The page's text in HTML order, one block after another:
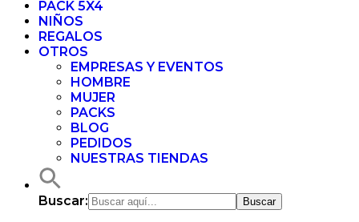
PACK 5X4
NIÑOS
REGALOS
OTROS
EMPRESAS Y EVENTOS
HOMBRE
MUJER
PACKS
BLOG
PEDIDOS
NUESTRAS TIENDAS
Buscar: